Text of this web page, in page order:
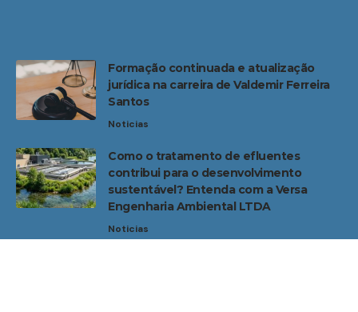
Formação continuada e atualização
jurídica na carreira de Valdemir Ferreira
Santos
Noticias
Como o tratamento de efluentes
contribui para o desenvolvimento
sustentável? Entenda com a Versa
Engenharia Ambiental LTDA
Noticias